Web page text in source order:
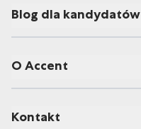
Blog dla kandydatów
O Accent
Kontakt